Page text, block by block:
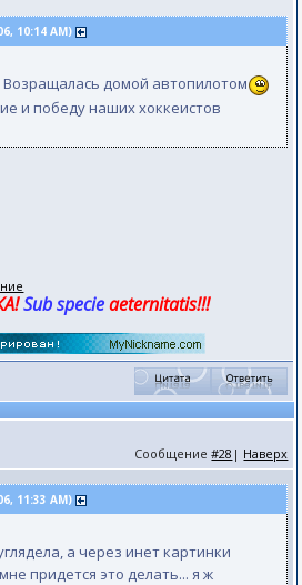
10:14 AM)
Возращалась домой автопилотом
и победу наших хоккеистов
Sub specieaeternitatis!!!
Сообщение#28 | Наверх
11:33 AM)
а через инет картинки
придется это делать... я ж